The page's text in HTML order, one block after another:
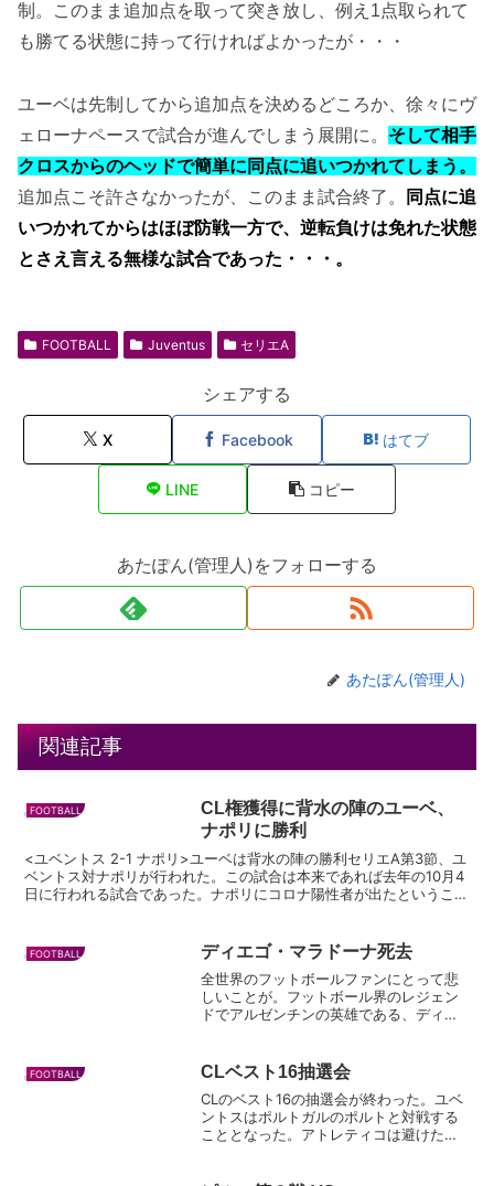
制。このまま追加点を取って突き放し、例え1点取られて
も勝てる状態に持って行ければよかったが・・・
ユーベは先制してから追加点を決めるどころか、徐々にヴ
ェローナペースで試合が進んでしまう展開に。 そして相手
クロスからのヘッドで簡単に同点に追いつかれてしまう。
追加点こそ許さなかったが、このまま試合終了。
同点に追
いつかれてからはほぼ防戦一方で、逆転負けは免れた状態
とさえ言える無様な試合であった・・・。
FOOTBALL Juventus セリエA
シェアする
X Facebook はてブ
LINE コピー
あたぽん(管理人)をフォローする
あたぽん(管理人)
関連記事
FOOTBALL
CL権獲得に背水の陣のユーベ、
ナポリに勝利
<ユベントス 2-1 ナポリ>ユーベは背水の陣の勝利セリエA第3節、ユ
ベントス対ナポリが行われた。この試合は本来であれば去年の10月4
日に行われる試合であった。ナポリにコロナ陽性者が出たということ
FOOTBALL ディエゴ・マラドーナ死去
全世界のフットボールファンにとって悲
しいことが。フットボール界のレジェン
ドでアルゼンチンの英雄である、ディエ
1986年のメキシコワールドカップで母国
アルゼンチンを197...
FOOTBALL CLベスト16抽選会
CLのベスト16の抽選会が終わった。ユベ
ントスはポルトガルのポルトと対戦する
こととなった。アトレティコは避けたか